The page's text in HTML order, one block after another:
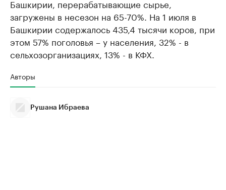
Башкирии, перерабатывающие сырье,
загружены в несезон на 65-70%. На 1 июля в
Башкирии содержалось 435,4 тысячи коров, при
этом 57% поголовья – у населения, 32% - в
сельхозорганизациях, 13% - в КФХ.
Авторы
Рушана Ибраева